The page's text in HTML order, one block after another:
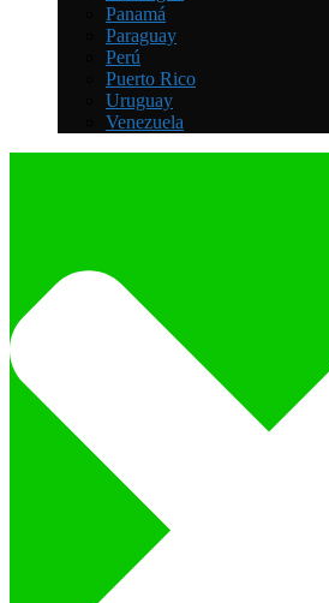
Panamá
Paraguay
Perú
Puerto Rico
Uruguay
Venezuela